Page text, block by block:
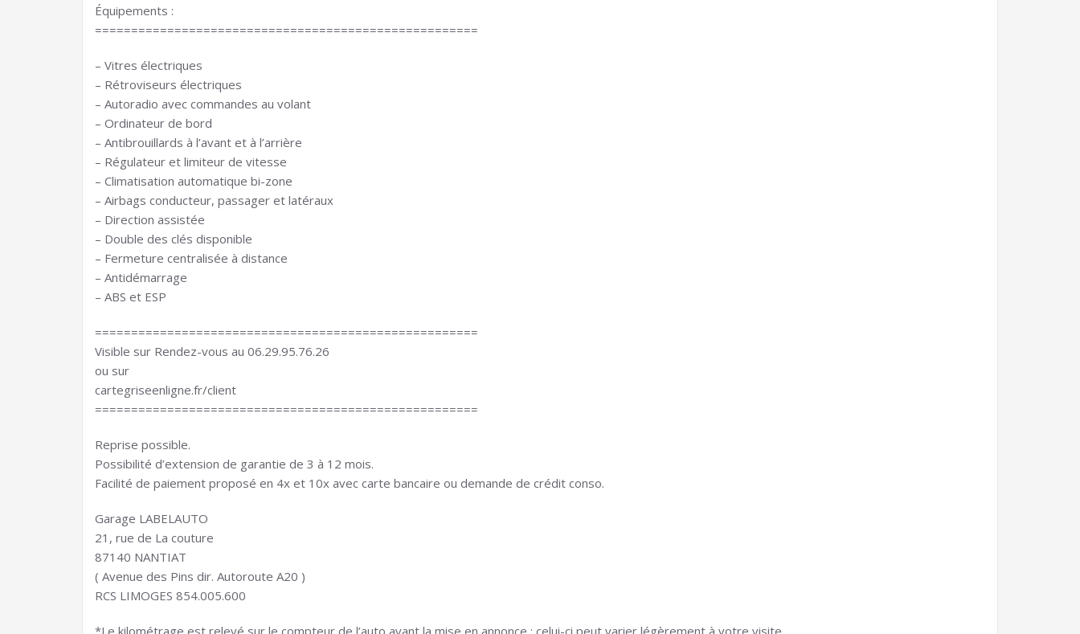
Équipements :
=====================================================
– Vitres électriques
– Rétroviseurs électriques
– Autoradio avec commandes au volant
– Ordinateur de bord
– Antibrouillards à l’avant et à l’arrière
– Régulateur et limiteur de vitesse
– Climatisation automatique bi-zone
– Airbags conducteur, passager et latéraux
– Direction assistée
– Double des clés disponible
– Fermeture centralisée à distance
– Antidémarrage
– ABS et ESP
=====================================================
Visible sur Rendez-vous au 06.29.95.76.26
ou sur
cartegriseenligne.fr/client
=====================================================
Reprise possible.
Possibilité d’extension de garantie de 3 à 12 mois.
Facilité de paiement proposé en 4x et 10x avec carte bancaire ou demande de crédit conso.
Garage LABELAUTO
21, rue de La couture
87140 NANTIAT
( Avenue des Pins dir. Autoroute A20 )
RCS LIMOGES 854.005.600
*Le kilométrage est relevé sur le compteur de l’auto avant la mise en annonce ; celui-ci peut varier légèrement à votre visite